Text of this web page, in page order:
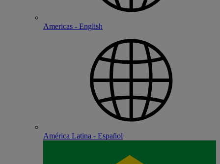
Americas - English
América Latina - Español